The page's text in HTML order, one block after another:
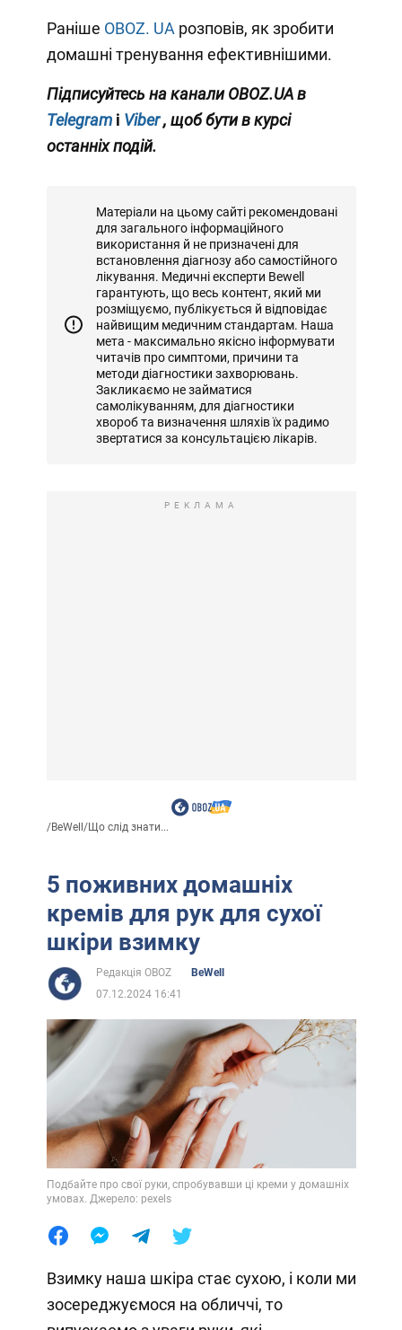
Раніше OBOZ. UA розповів, як зробити
домашні тренування ефективнішими.
Підписуйтесь на канали OBOZ.UA в
Telegram і Viber , щоб бути в курсі
останніх подій.
Матеріали на цьому сайті рекомендовані
для загального інформаційного
використання й не призначені для
встановлення діагнозу або самостійного
лікування. Медичні експерти Bewell
гарантують, що весь контент, який ми
розміщуємо, публікується й відповідає
найвищим медичним стандартам. Наша
мета - максимально якісно інформувати
читачів про симптоми, причини та
методи діагностики захворювань.
Закликаємо не займатися
самолікуванням, для діагностики
хвороб та визначення шляхів їх радимо
звертатися за консультацією лікарів.
РЕКЛАМА
/BeWell/Що слід знати...
5 поживних домашніх
кремів для рук для сухої
шкіри взимку
Редакція OBOZ
BeWell
07.12.2024 16:41
Подбайте про свої руки, спробувавши ці креми у домашніх
умовах. Джерело: pexels
Взимку наша шкіра стає сухою, і коли ми
зосереджуємося на обличчі, то